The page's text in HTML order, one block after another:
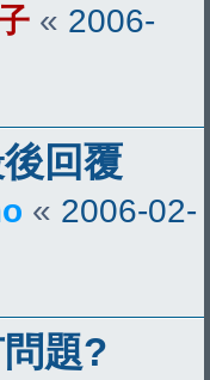
« 2006-
回覆
« 2006-02-
題?